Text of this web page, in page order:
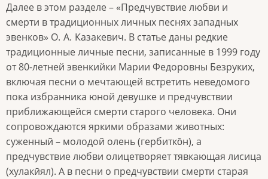
Далее в этом разделе – «Предчувствие любви и
смерти в традиционных личных песнях западных
эвенков» О. А. Казакевич. В статье даны редкие
традиционные личные песни, записанные в 1999 году
от 80-летней эвенкийки Марии Федоровны Безруких,
включая песни о мечтающей встретить неведомого
пока избранника юной девушке и предчувствии
приближающейся смерти старого человека. Они
сопровождаются яркими образами животных:
суженный – молодой олень (гербитко̄н), а
предчувствие любви олицетворяет тявкающая лисица
(хула­кӣял). А в песни о предчувствии смерти старая